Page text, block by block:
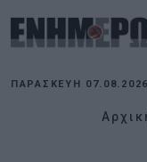
ΠΑΡΑΣΚΕΥΉ 07.08.2026